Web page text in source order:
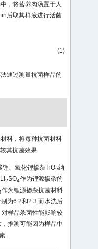
，将营养肉汤置于人
后取其样液进行活菌
(1)
通过测量抗菌样品的
料，将每种抗菌材料
其抗菌效果.
锂、氧化锂掺杂TiO2纳
2SO4作为锂源掺杂的
作为锂源掺杂抗菌材料
为6.2和2.3.而水洗后
样品杀菌性能影响较
推测可能因为样品中
.